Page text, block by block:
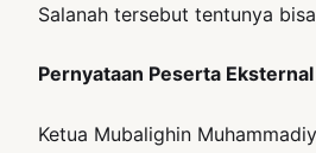
Salanah tersebut tentunya
Pernyataan Peserta
Ketua Mubalighin